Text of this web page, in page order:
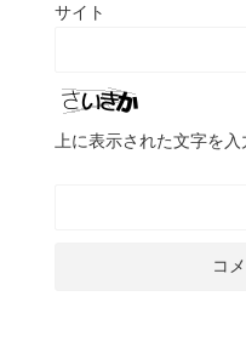
サイト
上に表示された文字を入